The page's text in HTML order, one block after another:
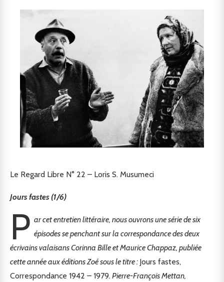
Le Regard Libre N° 22 – Loris S. Musumeci
Jours fastes (1/6)
P ar cet entretien littéraire, nous ouvrons une série de six
épisodes se penchant sur la correspondance des deux
écrivains valaisans Corinna Bille et Maurice Chappaz, publiée
cette année aux éditions Zoé sous le titre : Jours fastes,
Correspondance 1942 – 1979. Pierre-François Mettan,